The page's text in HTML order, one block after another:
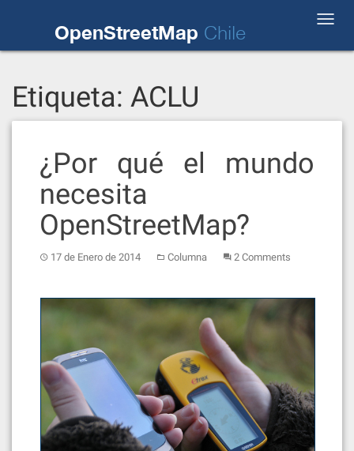
OpenStreetMap Chile
Etiqueta: ACLU
¿Por qué el mundo
necesita
OpenStreetMap?
17 de Enero de 2014 Columna 2 Comments